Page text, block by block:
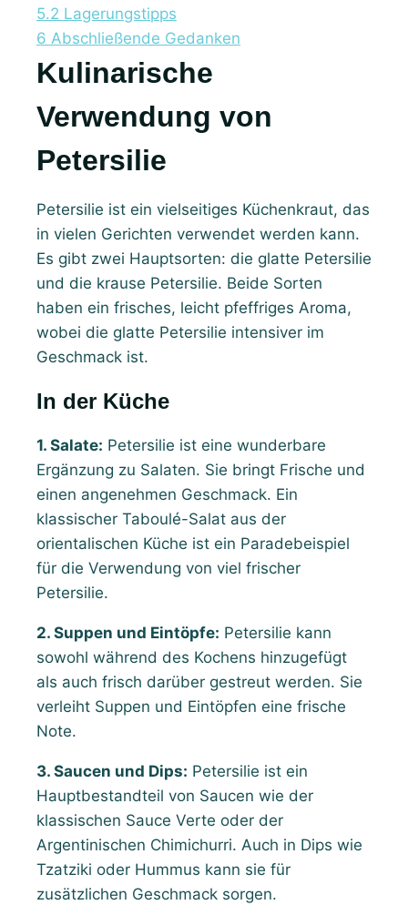
5.2 Lagerungstipps
6 Abschließende Gedanken
Kulinarische
Verwendung von
Petersilie
Petersilie ist ein vielseitiges Küchenkraut, das
in vielen Gerichten verwendet werden kann.
Es gibt zwei Hauptsorten: die glatte Petersilie
und die krause Petersilie. Beide Sorten
haben ein frisches, leicht pfeffriges Aroma,
wobei die glatte Petersilie intensiver im
Geschmack ist.
In der Küche
1. Salate: Petersilie ist eine wunderbare
Ergänzung zu Salaten. Sie bringt Frische und
einen angenehmen Geschmack. Ein
klassischer Taboulé-Salat aus der
orientalischen Küche ist ein Paradebeispiel
für die Verwendung von viel frischer
Petersilie.
2. Suppen und Eintöpfe: Petersilie kann
sowohl während des Kochens hinzugefügt
als auch frisch darüber gestreut werden. Sie
verleiht Suppen und Eintöpfen eine frische
Note.
3. Saucen und Dips: Petersilie ist ein
Hauptbestandteil von Saucen wie der
klassischen Sauce Verte oder der
Argentinischen Chimichurri. Auch in Dips wie
Tzatziki oder Hummus kann sie für
zusätzlichen Geschmack sorgen.